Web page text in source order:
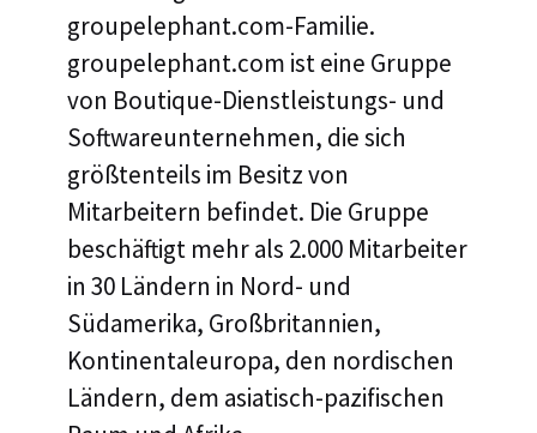
groupelephant.com-Familie.
groupelephant.com ist eine Gruppe
von Boutique-Dienstleistungs- und
Softwareunternehmen, die sich
größtenteils im Besitz von
Mitarbeitern befindet. Die Gruppe
beschäftigt mehr als 2.000 Mitarbeiter
in 30 Ländern in Nord- und
Südamerika, Großbritannien,
Kontinentaleuropa, den nordischen
Ländern, dem asiatisch-pazifischen